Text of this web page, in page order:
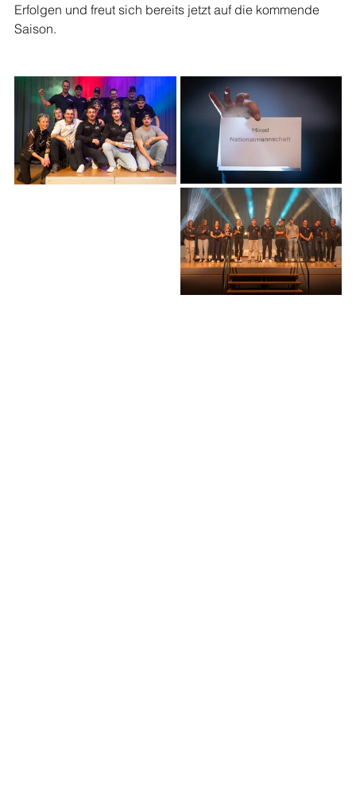
Erfolgen und freut sich bereits jetzt auf die kommende
Saison.